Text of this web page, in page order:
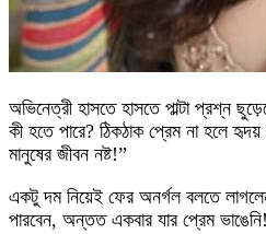
অভিনেত্রী হাসতে হাসতে পাল্টা প্রশ্ন
কী হতে পারে? ঠিকঠাক প্রেম না হলে
মানুষের জীবন নষ্ট!”
একটু দম নিয়েই ফের অনর্গল বলতে
পারবেন, অন্তত একবার যার প্রেম